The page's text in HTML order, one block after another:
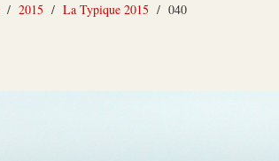
/ 2015 / La Typique 2015 / 040